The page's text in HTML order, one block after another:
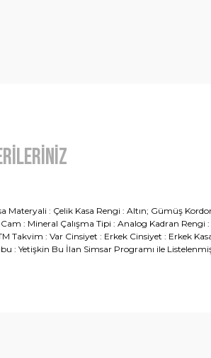
: Çelik Kasa Rengi : Altın; Gümüş
: Mineral Çalışma Tipi : Analog Kadran Rengi :
Takvim : Var Cinsiyet : Erkek Cinsiyet : Erkek
: Yetişkin Bu İlan Simsar Programı ile